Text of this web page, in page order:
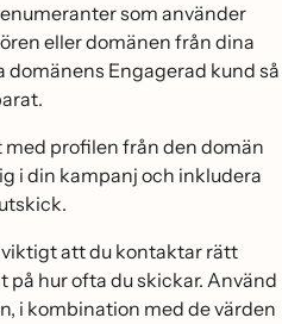
som använder
eller domänen från dina
domänens Engagerad kund så
profilen från den domän
i din kampanj och inkludera
att du kontaktar rätt
hur ofta du skickar. Använd
i kombination med de värden